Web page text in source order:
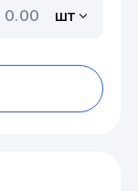
шт